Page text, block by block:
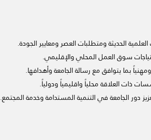
الحديثة ومتطلبات العصر ومعايير الجودة.
سوق العمل المحلي والإقليمي.
بما يتوافق مع رسالة الجامعة وأهدافها.
ذات العلاقة محلياً واقليمياً ودولياً.
دور الجامعة في التنمية المستدامة وخدمة المجتمع.